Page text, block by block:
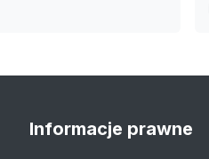
Informacje prawne